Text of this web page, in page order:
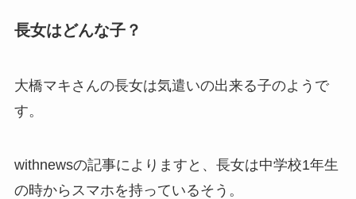
長女はどんな子？
大橋マキさんの長女は気遣いの出来る子のようで
す。
withnewsの記事によりますと、長女は中学校1年生
の時からスマホを持っているそう。